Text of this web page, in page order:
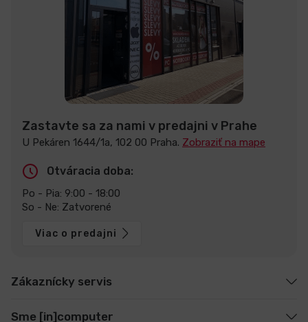
Zastavte sa za nami v predajni v Prahe
U Pekáren 1644/1a, 102 00 Praha. Zobraziť na mape
Otváracia doba:
Po - Pia: 9:00 - 18:00
So - Ne: Zatvorené
Viac o predajni
Zákaznícky servis
Sme [in]computer